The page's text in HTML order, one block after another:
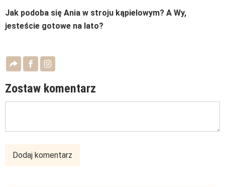
Jak podoba się Ania w stroju kąpielowym? A Wy,
jesteście gotowe na lato?
Zostaw komentarz